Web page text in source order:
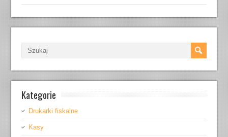
Kategorie
Drukarki fiskalne
Kasy